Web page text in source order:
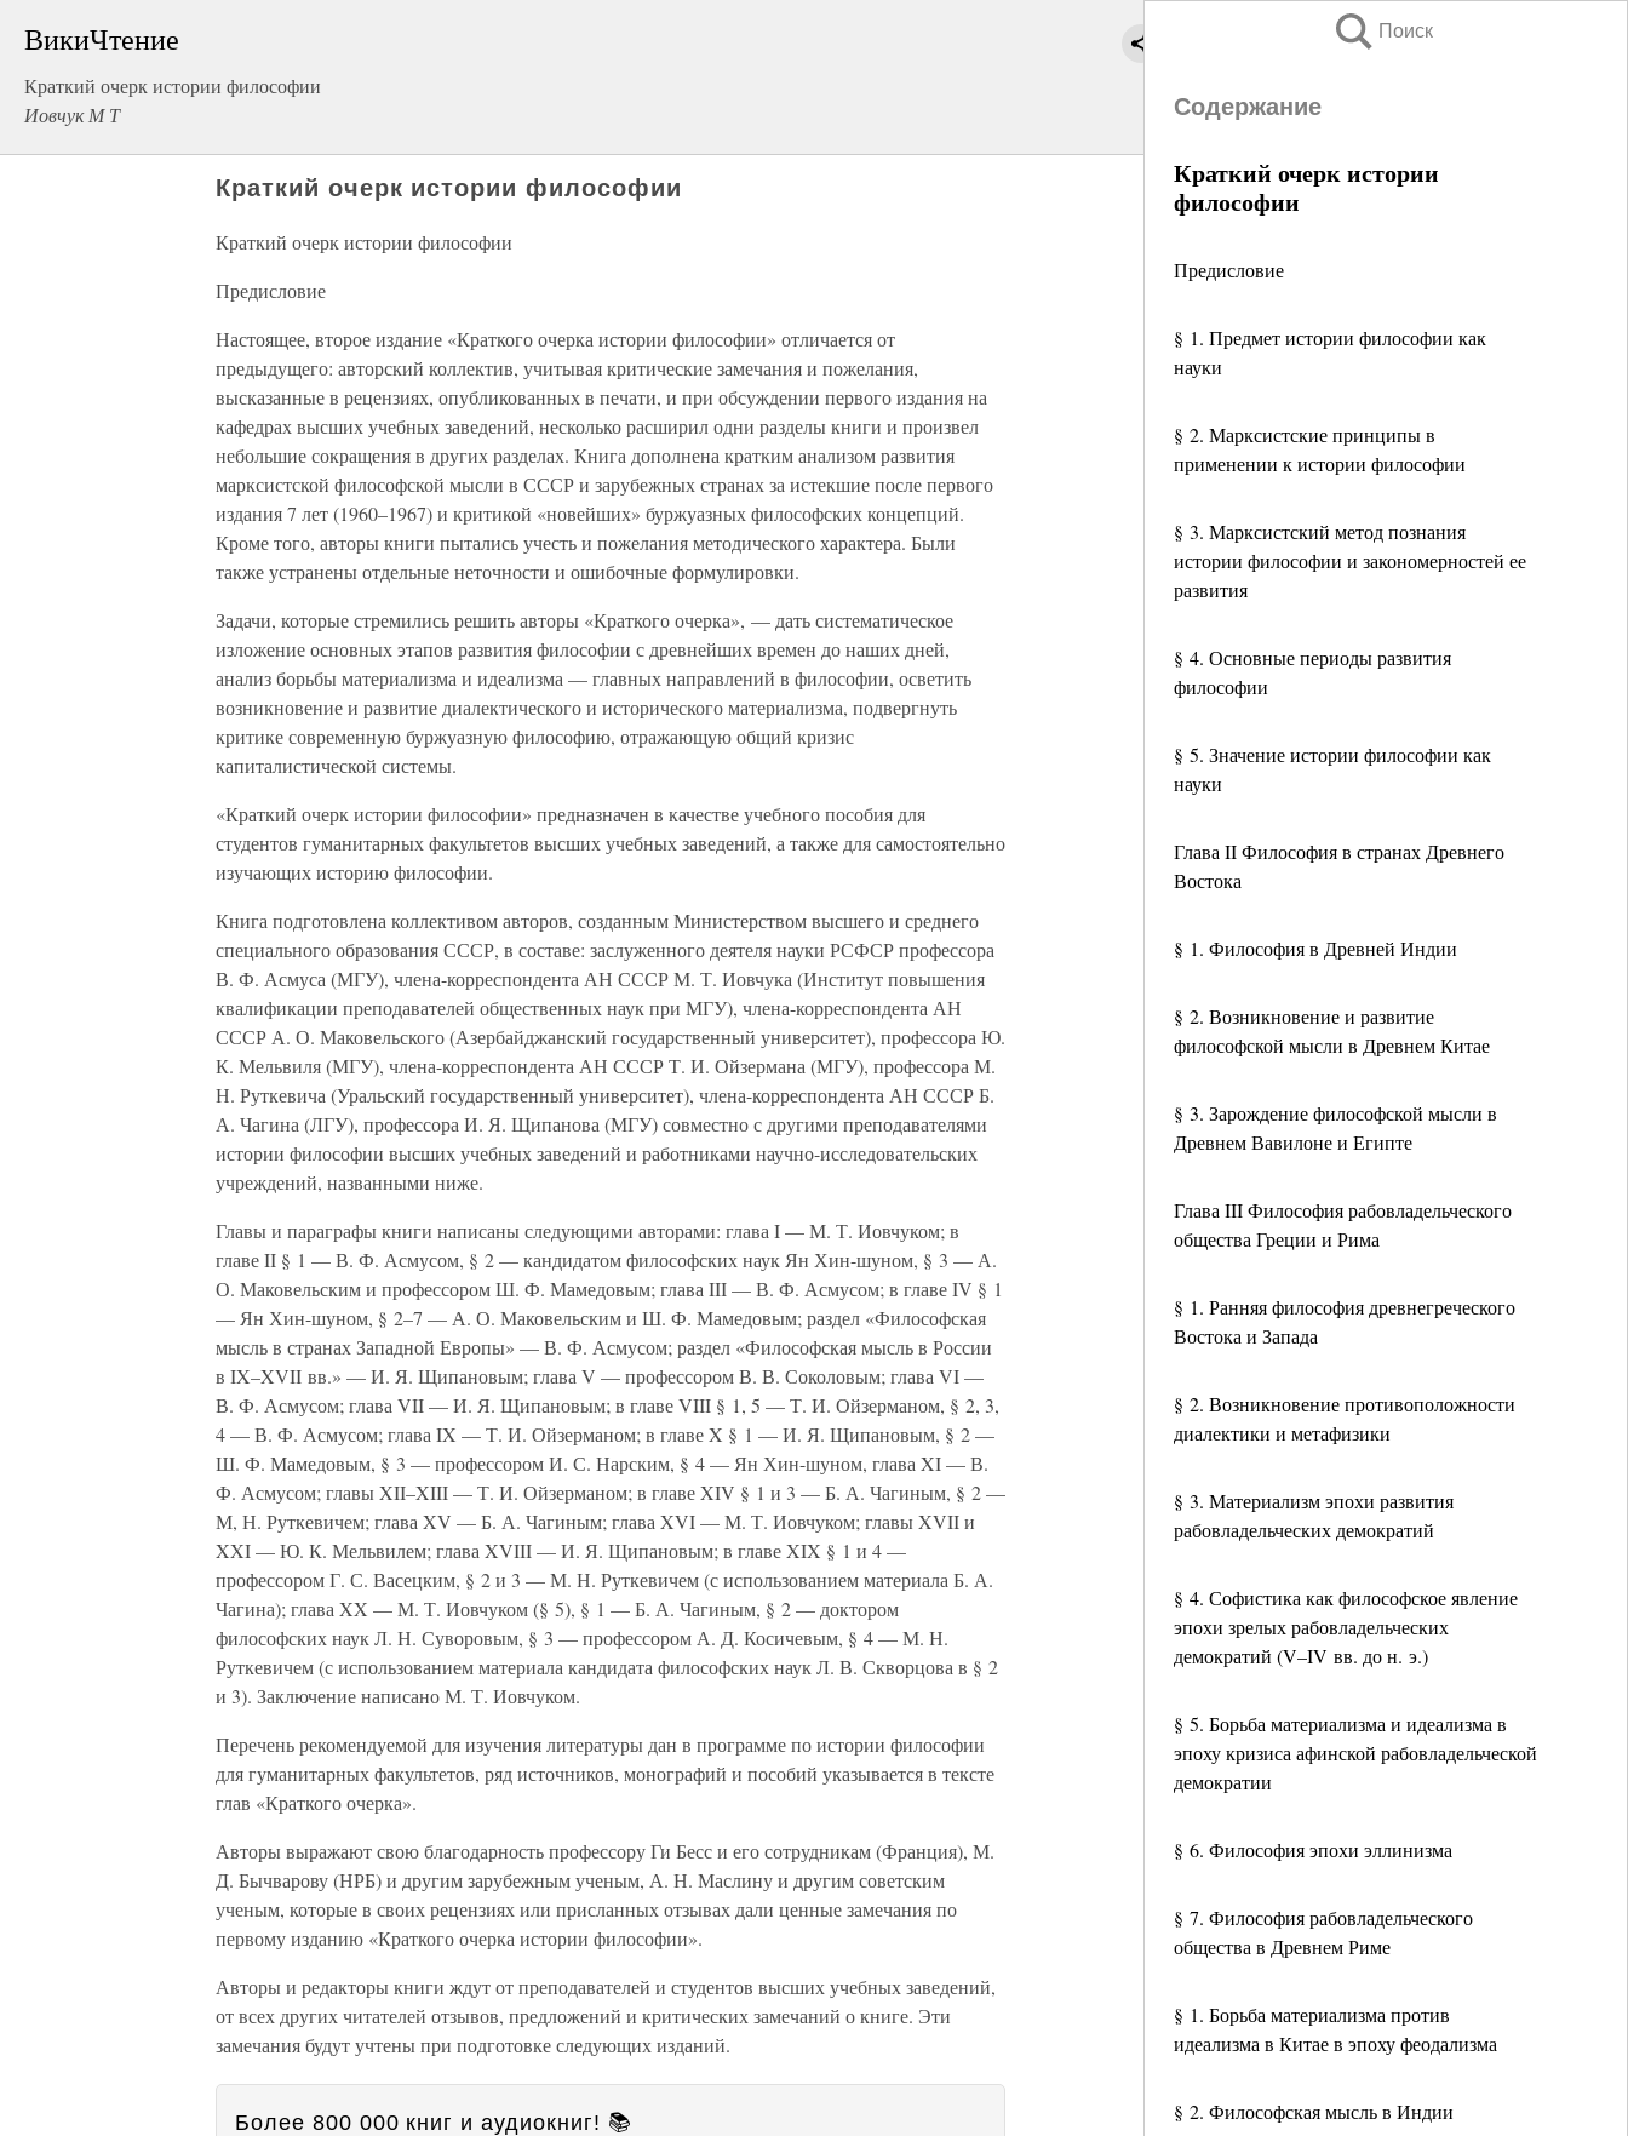
ВикиЧтение
Краткий очерк истории философии
Иовчук М Т
Поиск
Содержание
Краткий очерк истории
философии
Предисловие
§ 1. Предмет истории философии как
науки
§ 2. Марксистские принципы в
применении к истории философии
§ 3. Марксистский метод познания
истории философии и закономерностей ее
развития
§ 4. Основные периоды развития
философии
§ 5. Значение истории философии как
науки
Глава II Философия в странах Древнего
Востока
§ 1. Философия в Древней Индии
§ 2. Возникновение и развитие
философской мысли в Древнем Китае
§ 3. Зарождение философской мысли в
Древнем Вавилоне и Египте
Глава III Философия рабовладельческого
общества Греции и Рима
§ 1. Ранняя философия древнегреческого
Востока и Запада
§ 2. Возникновение противоположности
диалектики и метафизики
§ 3. Материализм эпохи развития
рабовладельческих демократий
§ 4. Софистика как философское явление
эпохи зрелых рабовладельческих
демократий (V–IV вв. до н. э.)
§ 5. Борьба материализма и идеализма в
эпоху кризиса афинской рабовладельческой
демократии
§ 6. Философия эпохи эллинизма
§ 7. Философия рабовладельческого
общества в Древнем Риме
§ 1. Борьба материализма против
идеализма в Китае в эпоху феодализма
§ 2. Философская мысль в Индии
Краткий очерк истории философии
Краткий очерк истории философии
Предисловие
Настоящее, второе издание «Краткого очерка истории философии» отличается от
предыдущего: авторский коллектив, учитывая критические замечания и пожелания,
высказанные в рецензиях, опубликованных в печати, и при обсуждении первого издания на
кафедрах высших учебных заведений, несколько расширил одни разделы книги и произвел
небольшие сокращения в других разделах. Книга дополнена кратким анализом развития
марксистской философской мысли в СССР и зарубежных странах за истекшие после первого
издания 7 лет (1960–1967) и критикой «новейших» буржуазных философских концепций.
Кроме того, авторы книги пытались учесть и пожелания методического характера. Были
также устранены отдельные неточности и ошибочные формулировки.
Задачи, которые стремились решить авторы «Краткого очерка», — дать систематическое
изложение основных этапов развития философии с древнейших времен до наших дней,
анализ борьбы материализма и идеализма — главных направлений в философии, осветить
возникновение и развитие диалектического и исторического материализма, подвергнуть
критике современную буржуазную философию, отражающую общий кризис
капиталистической системы.
«Краткий очерк истории философии» предназначен в качестве учебного пособия для
студентов гуманитарных факультетов высших учебных заведений, а также для самостоятельно
изучающих историю философии.
Книга подготовлена коллективом авторов, созданным Министерством высшего и среднего
специального образования СССР, в составе: заслуженного деятеля науки РСФСР профессора
В. Ф. Асмуса (МГУ), члена-корреспондента АН СССР М. Т. Иовчука (Институт повышения
квалификации преподавателей общественных наук при МГУ), члена-корреспондента АН
СССР А. О. Маковельского (Азербайджанский государственный университет), профессора Ю.
К. Мельвиля (МГУ), члена-корреспондента АН СССР Т. И. Ойзермана (МГУ), профессора М.
Н. Руткевича (Уральский государственный университет), члена-корреспондента АН СССР Б.
А. Чагина (ЛГУ), профессора И. Я. Щипанова (МГУ) совместно с другими преподавателями
истории философии высших учебных заведений и работниками научно-исследовательских
учреждений, названными ниже.
Главы и параграфы книги написаны следующими авторами: глава I — М. Т. Иовчуком; в
главе II § 1 — В. Ф. Асмусом, § 2 — кандидатом философских наук Ян Хин-шуном, § 3 — А.
О. Маковельским и профессором Ш. Ф. Мамедовым; глава III — В. Ф. Асмусом; в главе IV § 1
— Ян Хин-шуном, § 2–7 — А. О. Маковельским и Ш. Ф. Мамедовым; раздел «Философская
мысль в странах Западной Европы» — В. Ф. Асмусом; раздел «Философская мысль в России
в IX–XVII вв.» — И. Я. Щипановым; глава V — профессором В. В. Соколовым; глава VI —
В. Ф. Асмусом; глава VII — И. Я. Щипановым; в главе VIII § 1, 5 — Т. И. Ойзерманом, § 2, 3,
4 — В. Ф. Асмусом; глава IX — Т. И. Ойзерманом; в главе X § 1 — И. Я. Щипановым, § 2 —
Ш. Ф. Мамедовым, § 3 — профессором И. С. Нарским, § 4 — Ян Хин-шуном, глава XI — В.
Ф. Асмусом; главы XII–XIII — Т. И. Ойзерманом; в главе XIV § 1 и 3 — Б. А. Чагиным, § 2 —
М, Н. Руткевичем; глава XV — Б. А. Чагиным; глава XVI — М. Т. Иовчуком; главы XVII и
XXI — Ю. К. Мельвилем; глава XVIII — И. Я. Щипановым; в главе XIX § 1 и 4 —
профессором Г. С. Васецким, § 2 и 3 — М. Н. Руткевичем (с использованием материала Б. А.
Чагина); глава XX — М. Т. Иовчуком (§ 5), § 1 — Б. А. Чагиным, § 2 — доктором
философских наук Л. Н. Суворовым, § 3 — профессором А. Д. Косичевым, § 4 — М. Н.
Руткевичем (с использованием материала кандидата философских наук Л. В. Скворцова в § 2
и 3). Заключение написано М. Т. Иовчуком.
Перечень рекомендуемой для изучения литературы дан в программе по истории философии
для гуманитарных факультетов, ряд источников, монографий и пособий указывается в тексте
глав «Краткого очерка».
Авторы выражают свою благодарность профессору Ги Бесс и его сотрудникам (Франция), М.
Д. Бычварову (НРБ) и другим зарубежным ученым, А. Н. Маслину и другим советским
ученым, которые в своих рецензиях или присланных отзывах дали ценные замечания по
первому изданию «Краткого очерка истории философии».
Авторы и редакторы книги ждут от преподавателей и студентов высших учебных заведений,
от всех других читателей отзывов, предложений и критических замечаний о книге. Эти
замечания будут учтены при подготовке следующих изданий.
Более 800 000 книг и аудиокниг! 📚